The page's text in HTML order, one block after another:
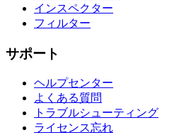
インスペクター
フィルター
サポート
ヘルプセンター
よくある質問
トラブルシューティング
ライセンス忘れ